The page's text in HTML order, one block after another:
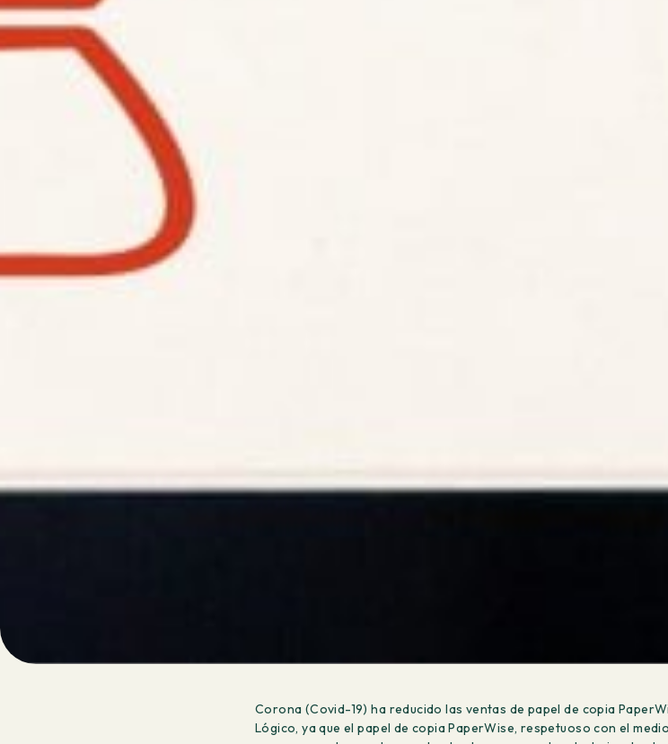
Corona (Covid-19) ha reducido las ventas de papel de copia
Lógico, ya que el papel de copia PaperWise, respetuoso con el